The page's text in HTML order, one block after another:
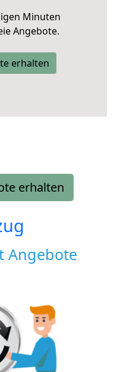
Minuten
Angebote.
erhalten
erhalten
Angebote